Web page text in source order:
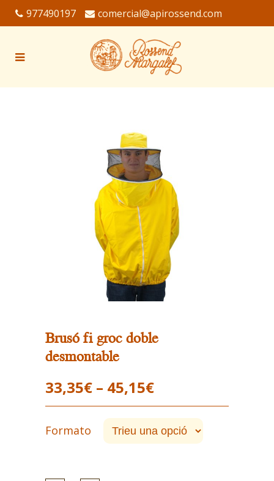
977490197 comercial@apirossend.com
Brusó fi groc doble
desmontable
33,35€ – 45,15€Interval
de
preus:
33,35€
Formato